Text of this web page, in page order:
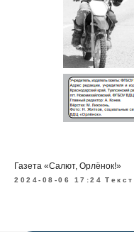
Газета «Салют, Орлёнок!»
2024-08-06 17:24 Текст